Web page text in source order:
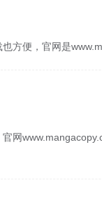
方便，官网是
网